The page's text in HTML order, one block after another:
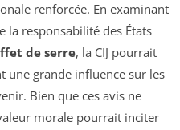
renforcée. En examinant
la responsabilité des États
de serre, la CIJ pourrait
une grande influence sur les
Bien que ces avis ne
morale pourrait inciter